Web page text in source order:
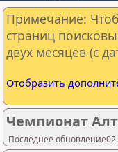
Примечание:
страниц
двух месяцев (с
Отобразить
Чемпионат
Последнее